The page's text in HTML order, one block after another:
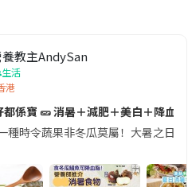
1標示」🚨
別留意隨身行李中的行動電源。
教主AndySan
生活
港
係寶 🥒 消暑＋減肥＋美白＋降血脂
種時令蔬果非冬瓜莫屬！大暑之日